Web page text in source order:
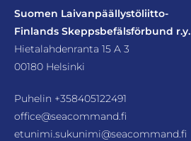
Suomen Laivanpäällystöliitto-
Finlands Skeppsbefälsförbund r.y.
Hietalahdenranta 15 A 3
00180 Helsinki
Puhelin +358405122491
office@seacommand.fi
etunimi.sukunimi@seacommand.fi